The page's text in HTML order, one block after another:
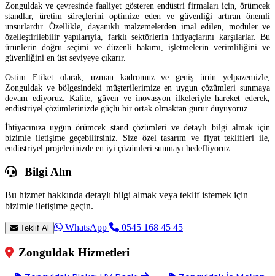
Zonguldak ve çevresinde faaliyet gösteren endüstri firmaları için, örümcek
standlar, üretim süreçlerini optimize eden ve güvenliği artıran önemli
unsurlardır. Özellikle, dayanıklı malzemelerden imal edilen, modüler ve
özelleştirilebilir yapılarıyla, farklı sektörlerin ihtiyaçlarını karşılarlar. Bu
ürünlerin doğru seçimi ve düzenli bakımı, işletmelerin verimliliğini ve
güvenliğini en üst seviyeye çıkarır.
Ostim Etiket olarak, uzman kadromuz ve geniş ürün yelpazemizle,
Zonguldak ve bölgesindeki müşterilerimize en uygun çözümleri sunmaya
devam ediyoruz. Kalite, güven ve inovasyon ilkeleriyle hareket ederek,
endüstriyel çözümlerinizde güçlü bir ortak olmaktan gurur duyuyoruz.
İhtiyacınıza uygun örümcek stand çözümleri ve detaylı bilgi almak için
bizimle iletişime geçebilirsiniz. Size özel tasarım ve fiyat teklifleri ile,
endüstriyel projelerinizde en iyi çözümleri sunmayı hedefliyoruz.
Bilgi Alın
Bu hizmet hakkında detaylı bilgi almak veya teklif istemek için
bizimle iletişime geçin.
Teklif Al WhatsApp 0545 168 45 45
Zonguldak Hizmetleri